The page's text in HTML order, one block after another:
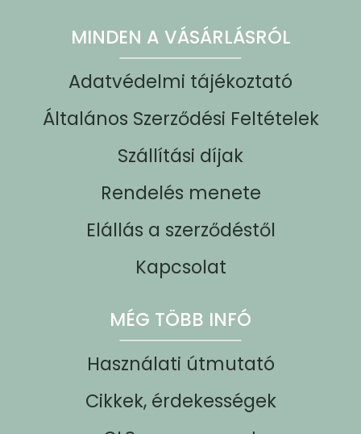
MINDEN A VÁSÁRLÁSRÓL
Adatvédelmi tájékoztató
Általános Szerződési Feltételek
Szállítási díjak
Rendelés menete
Elállás a szerződéstől
Kapcsolat
MÉG TÖBB INFÓ
Használati útmutató
Cikkek, érdekességek